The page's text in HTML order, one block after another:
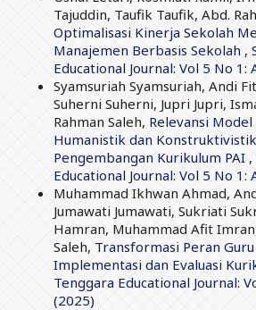
Tajuddin, Taufik Taufik, Abd.
Optimalisasi Kinerja Sekolah
Manajemen Berbasis Sekolah ,
Educational Journal: Vol 5 No 1:
Syamsuriah Syamsuriah, Andi
Suherni Suherni, Jupri Jupri,
Rahman Saleh, Relevansi
Humanistik dan
Pengembangan Kurikulum PAI ,
Educational Journal: Vol 5 No 1:
Muhammad Ikhwan Ahmad,
Jumawati Jumawati, Sukriati
Hamran, Muhammad Afit
Saleh, Transformasi Peran
Implementasi dan Evaluasi
Tenggara Educational Journal:
(2025)